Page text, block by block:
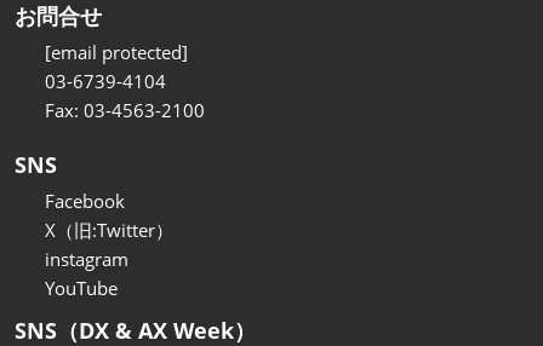
お問合せ
[email protected]
03-6739-4104
Fax: 03-4563-2100
SNS
Facebook
X（旧:Twitter）
instagram
YouTube
SNS（DX & AX Week）